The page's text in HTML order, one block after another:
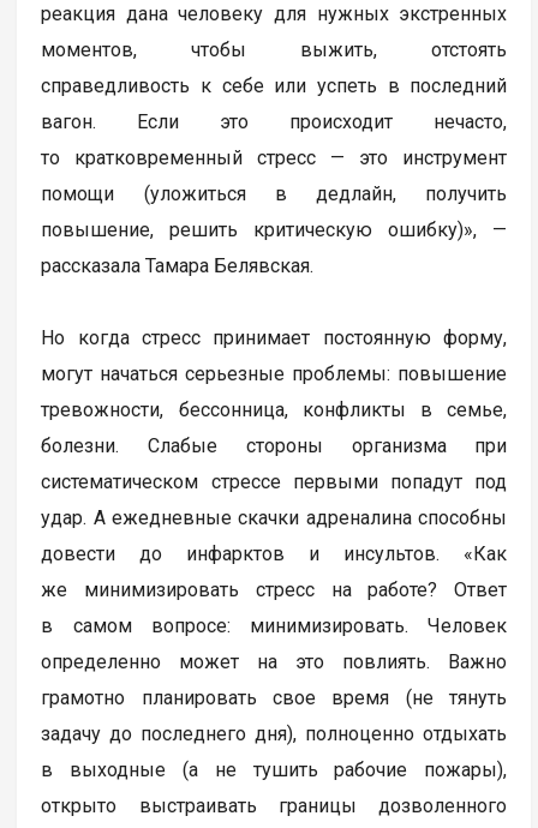
реакция дана человеку для нужных экстренных
моментов, чтобы выжить, отстоять
справедливость к себе или успеть в последний
вагон. Если это происходит нечасто,
то кратковременный стресс — это инструмент
помощи (уложиться в дедлайн, получить
повышение, решить критическую ошибку)», —
рассказала Тамара Белявская.
Но когда стресс принимает постоянную форму,
могут начаться серьезные проблемы: повышение
тревожности, бессонница, конфликты в семье,
болезни. Слабые стороны организма при
систематическом стрессе первыми попадут под
удар. А ежедневные скачки адреналина способны
довести до инфарктов и инсультов. «Как
же минимизировать стресс на работе? Ответ
в самом вопросе: минимизировать. Человек
определенно может на это повлиять. Важно
грамотно планировать свое время (не тянуть
задачу до последнего дня), полноценно отдыхать
в выходные (а не тушить рабочие пожары),
открыто выстраивать границы дозволенного